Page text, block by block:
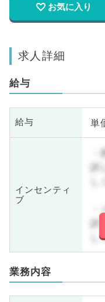
お気に入り
求人詳細
給与
給与 単
インセンティ
ブ
詳
詳
業務内容